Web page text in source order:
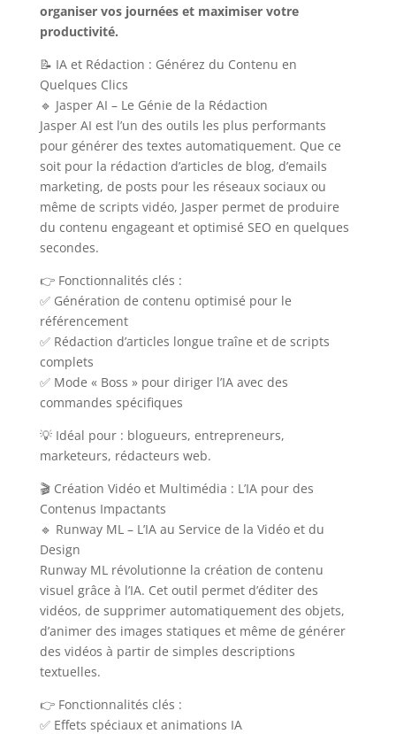
organiser vos journées et maximiser votre
productivité.
📝 IA et Rédaction : Générez du Contenu en
Quelques Clics
🔹 Jasper AI – Le Génie de la Rédaction
Jasper AI est l’un des outils les plus performants
pour générer des textes automatiquement. Que ce
soit pour la rédaction d’articles de blog, d’emails
marketing, de posts pour les réseaux sociaux ou
même de scripts vidéo, Jasper permet de produire
du contenu engageant et optimisé SEO en quelques
secondes.
👉 Fonctionnalités clés :
✅ Génération de contenu optimisé pour le
référencement
✅ Rédaction d’articles longue traîne et de scripts
complets
✅ Mode « Boss » pour diriger l’IA avec des
commandes spécifiques
💡 Idéal pour : blogueurs, entrepreneurs,
marketeurs, rédacteurs web.
🎬 Création Vidéo et Multimédia : L’IA pour des
Contenus Impactants
🔹 Runway ML – L’IA au Service de la Vidéo et du
Design
Runway ML révolutionne la création de contenu
visuel grâce à l’IA. Cet outil permet d’éditer des
vidéos, de supprimer automatiquement des objets,
d’animer des images statiques et même de générer
des vidéos à partir de simples descriptions
textuelles.
👉 Fonctionnalités clés :
✅ Effets spéciaux et animations IA